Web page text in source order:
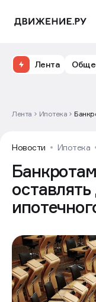
Лента
Лента Ипотека
Новости Ипотека